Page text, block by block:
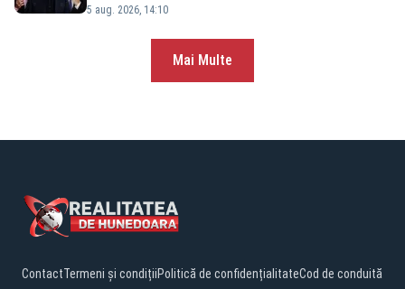
închise fără să fie înlocuite
5 aug. 2026, 14:10
Mai Multe
ContactTermeni și condițiiPolitică de confidențialitateCod de conduită